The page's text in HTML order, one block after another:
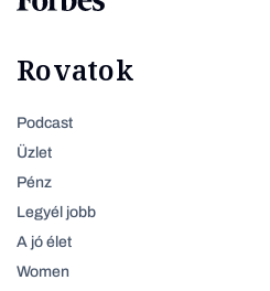
Rovatok
Podcast
Üzlet
Pénz
Legyél jobb
A jó élet
Women